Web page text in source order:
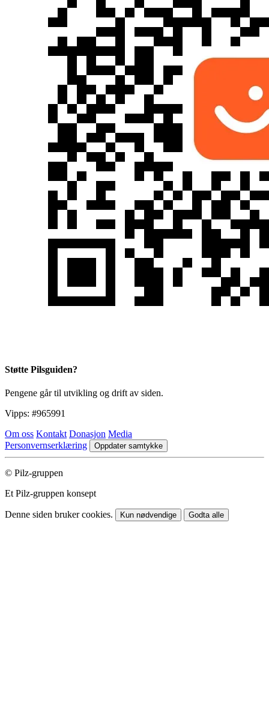
Støtte Pilsguiden?
Pengene går til utvikling og drift av siden.
Vipps: #965991
Om oss Kontakt Donasjon Media
Personvernserklæring
Oppdater samtykke
© Pilz-gruppen
Et Pilz-gruppen konsept
Denne siden bruker cookies. Kun nødvendige Godta alle